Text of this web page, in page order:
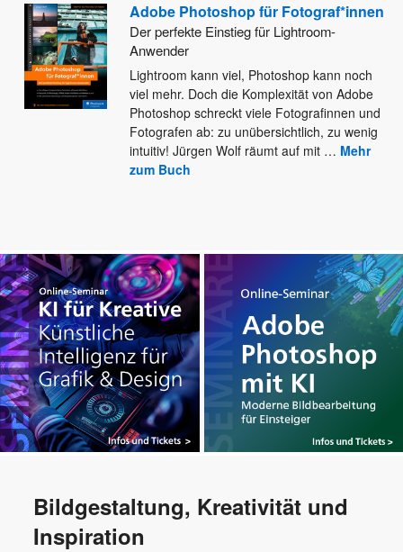
Adobe Photoshop für Fotograf*innen
Der perfekte Einstieg für Lightroom-
Anwender
Lightroom kann viel, Photoshop kann noch
viel mehr. Doch die Komplexität von Adobe
Photoshop schreckt viele Fotografinnen und
Fotografen ab: zu unübersichtlich, zu wenig
intuitiv! Jürgen Wolf räumt auf mit … Mehr
zum Buch
Bildgestaltung, Kreativität und
Inspiration